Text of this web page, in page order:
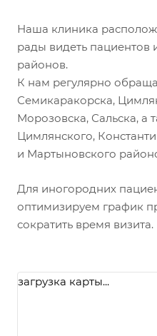
Наша клиника
рады видеть пациентов
районов.
К нам регулярно
Семикаракорска,
Морозовска, Сальска, а
Цимлянского,
и Мартыновского
Для иногородних
оптимизируем график
сократить время визита.
загрузка карты...